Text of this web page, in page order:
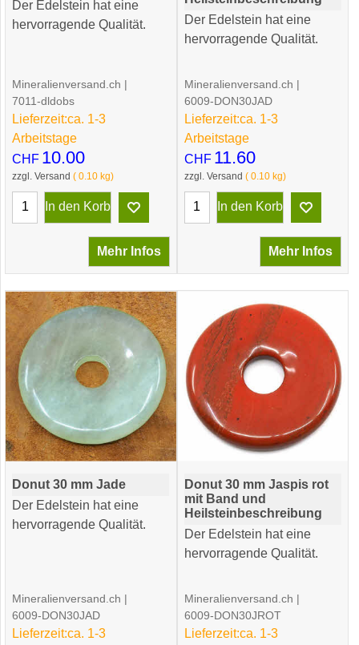
Der Edelstein hat eine
hervorragende Qualität.
CHF 10.00
zzgl. Versand 0.10 kg
Mineralienversand.ch
7011-dldobs
Lieferzeit:ca. 1-3
Arbeitstage
In den Korb
Mehr Infos
Der Edelstein hat eine
hervorragende Qualität.
CHF 11.60
zzgl. Versand 0.10kg
Mineralienversand.ch
6009-DON30JAD
Lieferzeit:ca. 1-3
Arbeitstage
In den Korb
Mehr Infos
Donut 30 mm Jade
Der Edelstein hat eine
hervorragende Qualität.
Mineralienversand.ch
6009-DON30JAD
Lieferzeit:ca. 1-3
Donut 30 mm Jaspis rot
mit Band und
Heilsteinbeschreibung
Der Edelstein hat eine
hervorragende Qualität.
Mineralienversand.ch
6009-DON30JROT
Lieferzeit:ca. 1-3